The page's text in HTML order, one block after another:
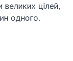
цілей,
одного.